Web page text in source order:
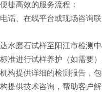
捷高效的服务流程：
话、在线平台或现场咨询
水磨石试样至阳江市检测
准进行试样养护（如需要
构提供详细的检测报告，
提供技术咨询，帮助客户